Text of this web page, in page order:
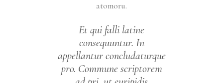
atomoru.
Et qui falli latine
consequuntur. In
appellantur concludaturque
pro. Commune scriptorem